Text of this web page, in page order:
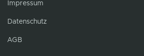
Impressum
Datenschutz
AGB